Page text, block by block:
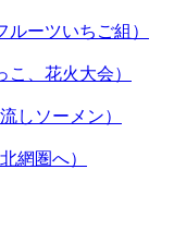
ーツいちご組）
、花火大会）
しソーメン）
網圏へ）